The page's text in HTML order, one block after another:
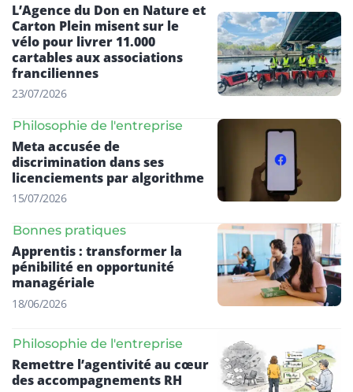
L’Agence du Don en Nature et
Carton Plein misent sur le
vélo pour livrer 11.000
cartables aux associations
franciliennes
23/07/2026
Philosophie de l'entreprise
Meta accusée de
discrimination dans ses
licenciements par algorithme
15/07/2026
Bonnes pratiques
Apprentis : transformer la
pénibilité en opportunité
managériale
18/06/2026
Philosophie de l'entreprise
Remettre l’agentivité au cœur
des accompagnements RH